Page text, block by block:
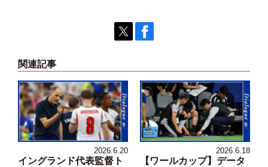
関連記事
2026.6.20
イングランド代表監督ト
2026.6.18
【ワールカップ】データ